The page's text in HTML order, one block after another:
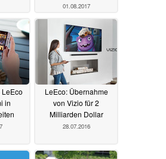
01.08.2017
in
LeEco: Übernahme
von Vizio für 2
Milliarden Dollar
28.07.2016